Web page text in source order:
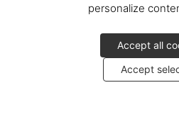
personalize
Accept all
Accept